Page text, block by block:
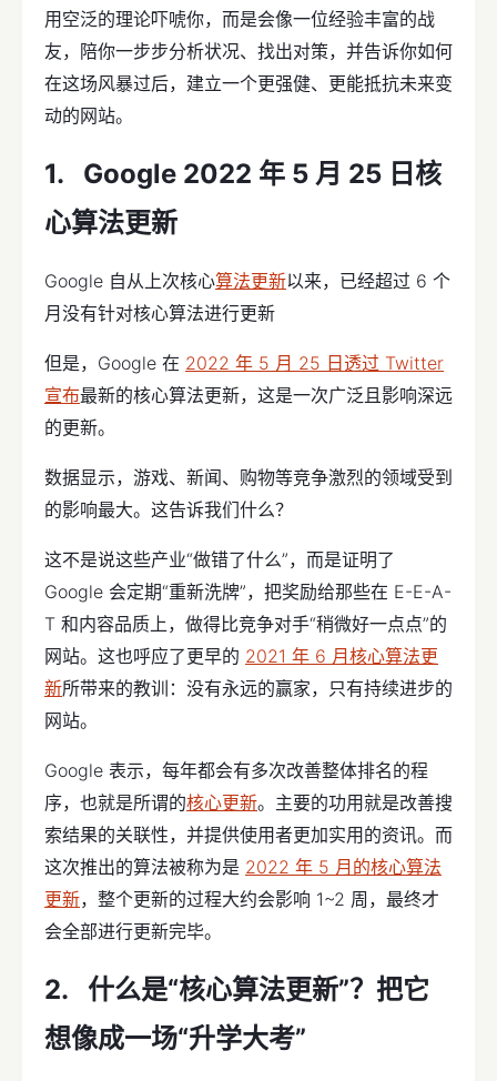
用空泛的理论吓唬你，而是会像一位经验丰富的战
友，陪你一步步分析状况、找出对策，并告诉你如何
在这场风暴过后，建立一个更强健、更能抵抗未来变
动的网站。
Google 2022 年 5 月 25 日核
心算法更新
Google 自从上次核心算法更新以来，已经超过 6 个
月没有针对核心算法进行更新
但是，Google 在 2022 年 5 月 25 日透过 Twitter
宣布最新的核心算法更新，这是一次广泛且影响深远
的更新。
数据显示，游戏、新闻、购物等竞争激烈的领域受到
的影响最大。这告诉我们什么？
这不是说这些产业“做错了什么”，而是证明了
Google 会定期“重新洗牌”，把奖励给那些在 E-E-A-
T 和内容品质上，做得比竞争对手“稍微好一点点”的
网站。这也呼应了更早的 2021 年 6 月核心算法更
新所带来的教训：没有永远的赢家，只有持续进步的
网站。
Google 表示，每年都会有多次改善整体排名的程
序，也就是所谓的核心更新。主要的功用就是改善搜
索结果的关联性，并提供使用者更加实用的资讯。而
这次推出的算法被称为是 2022 年 5 月的核心算法
更新，整个更新的过程大约会影响 1~2 周，最终才
会全部进行更新完毕。
什么是“核心算法更新”？把它
想像成一场“升学大考”